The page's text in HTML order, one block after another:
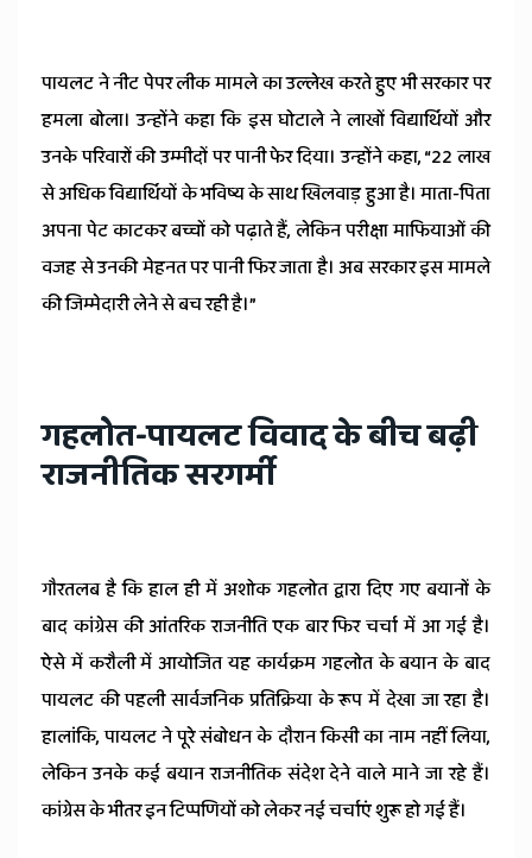
पायलट ने नीट पेपर लीक मामले का उल्लेख करते हुए भी सरकार पर
हमला बोला। उन्होंने कहा कि इस घोटाले ने लाखों विद्यार्थियों और
उनके परिवारों की उम्मीदों पर पानी फेर दिया। उन्होंने कहा, “22 लाख
से अधिक विद्यार्थियों के भविष्य के साथ खिलवाड़ हुआ है। माता-पिता
अपना पेट काटकर बच्चों को पढ़ाते हैं, लेकिन परीक्षा माफियाओं की
वजह से उनकी मेहनत पर पानी फिर जाता है। अब सरकार इस मामले
की जिम्मेदारी लेने से बच रही है।”
गहलोत-पायलट विवाद के बीच बढ़ी
राजनीतिक सरगर्मी
गौरतलब है कि हाल ही में अशोक गहलोत द्वारा दिए गए बयानों के
बाद कांग्रेस की आंतरिक राजनीति एक बार फिर चर्चा में आ गई है।
ऐसे में करौली में आयोजित यह कार्यक्रम गहलोत के बयान के बाद
पायलट की पहली सार्वजनिक प्रतिक्रिया के रूप में देखा जा रहा है।
हालांकि, पायलट ने पूरे संबोधन के दौरान किसी का नाम नहीं लिया,
लेकिन उनके कई बयान राजनीतिक संदेश देने वाले माने जा रहे हैं।
कांग्रेस के भीतर इन टिप्पणियों को लेकर नई चर्चाएं शुरू हो गई हैं।